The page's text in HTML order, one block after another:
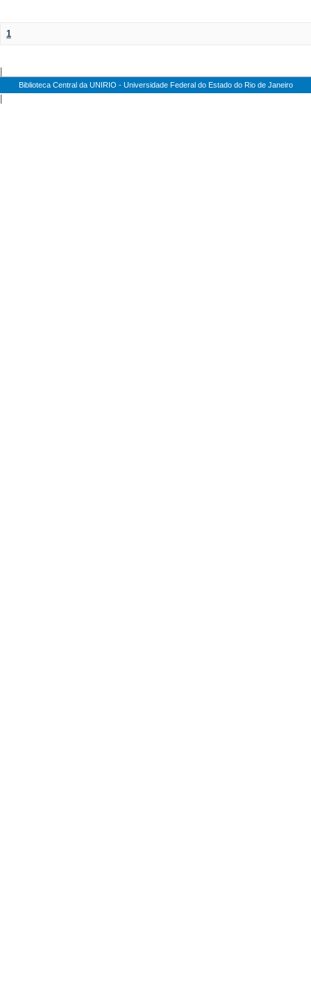
1
Biblioteca Central da UNIRIO - Universidade Federal do Estado do Rio de Janeiro